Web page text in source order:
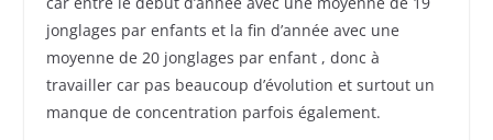
jonglages par enfants et la fin d’année avec une
moyenne de 20 jonglages par enfant , donc à
travailler car pas beaucoup d’évolution et surtout un
manque de concentration parfois également.